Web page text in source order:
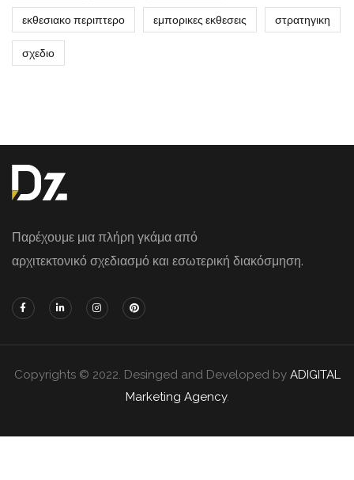
εκθεσιακο περιπτερο
εμπορικες εκθεσεις
στρατηγικη
σχεδιο
Παρέχουμε μια πλήρη γκάμα από
αρχιτεκτονικό σχεδιασμό και εσωτερική διακόσμηση.
Copyrights © 2022. Desinged and Developed by ADIGITAL
Marketing Agency.